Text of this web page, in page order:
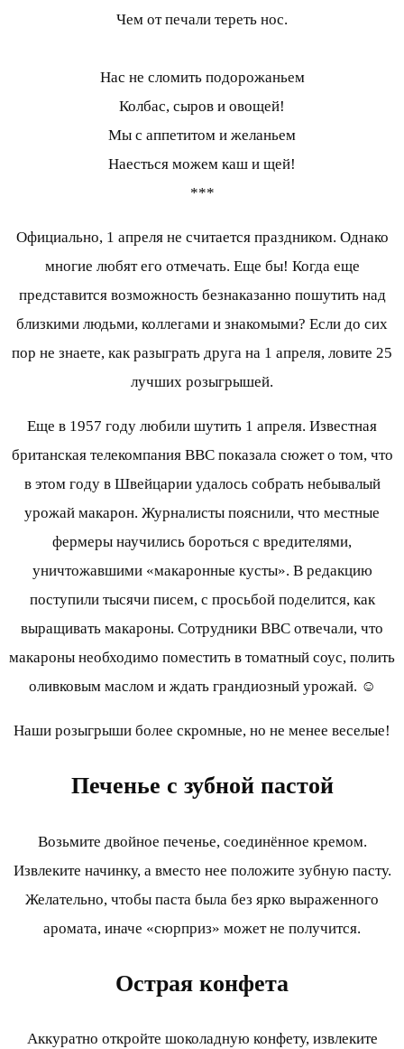
Чем от печали тереть нос.
Нас не сломить подорожаньем
Колбас, сыров и овощей!
Мы с аппетитом и желаньем
Наесться можем каш и щей!
***
Официально, 1 апреля не считается праздником. Однако
многие любят его отмечать. Еще бы! Когда еще
представится возможность безнаказанно пошутить над
близкими людьми, коллегами и знакомыми? Если до сих
пор не знаете, как разыграть друга на 1 апреля, ловите 25
лучших розыгрышей.
Еще в 1957 году любили шутить 1 апреля. Известная
британская телекомпания ВВС показала сюжет о том, что
в этом году в Швейцарии удалось собрать небывалый
урожай макарон. Журналисты пояснили, что местные
фермеры научились бороться с вредителями,
уничтожавшими «макаронные кусты». В редакцию
поступили тысячи писем, с просьбой поделится, как
выращивать макароны. Сотрудники ВВС отвечали, что
макароны необходимо поместить в томатный соус, полить
оливковым маслом и ждать грандиозный урожай. ☺
Наши розыгрыши более скромные, но не менее веселые!
Печенье с зубной пастой
Возьмите двойное печенье, соединённое кремом.
Извлеките начинку, а вместо нее положите зубную пасту.
Желательно, чтобы паста была без ярко выраженного
аромата, иначе «сюрприз» может не получится.
Острая конфета
Аккуратно откройте шоколадную конфету, извлеките